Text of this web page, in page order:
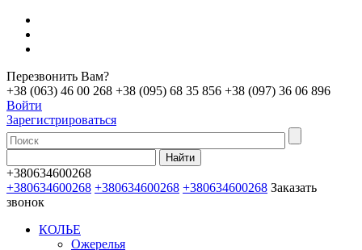
Перезвонить Вам?
+38 (063) 46 00 268 +38 (095) 68 35 856 +38 (097) 36 06 896
Войти
Зарегистрироваться
+380634600268
+380634600268 +380634600268 +380634600268 Заказать
звонок
КОЛЬЕ
Ожерелья